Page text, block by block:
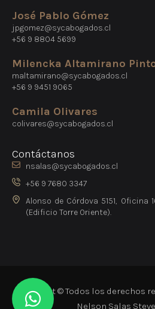
José Pablo Gómez
jpgomez@sycabogados.cl
+56 9 8804 5699
Milencka Altamirano
maltamirano@sycabogados.cl
+56 9 9451 9065
Camila Olivares
colivares@sycabogados.cl
Contáctanos
nsalas@sycabogados.cl
+56 9 7680 3347
Alonso de Córdova 5151, Oficina
(Edificio Torre Oriente).
Copyright © Todos los derechos
Nelson Salas